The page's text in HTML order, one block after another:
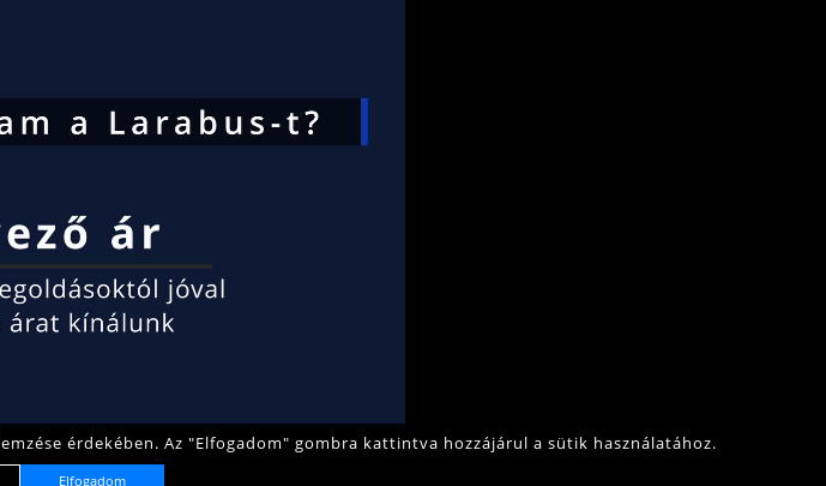
érdekében. Az "Elfogadom" gombra kattintva hozzájárul a sütik használatához.
Elfogadom